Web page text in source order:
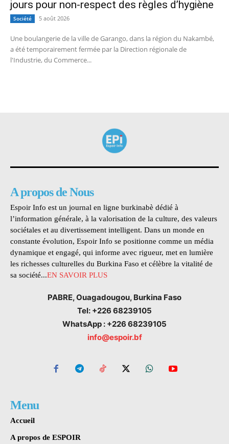
jours pour non-respect des règles d’hygiène
Société 5 août 2026
Une boulangerie de la ville de Garango, dans la région du Nakambé,
a été temporairement fermée par la Direction régionale de
l'Industrie, du Commerce...
A propos de Nous
Espoir Info est un journal en ligne burkinabè dédié à
l’information générale, à la valorisation de la culture, des valeurs
sociétales et au divertissement intelligent. Dans un monde en
constante évolution, Espoir Info se positionne comme un média
dynamique et engagé, qui informe avec rigueur, met en lumière
les richesses culturelles du Burkina Faso et célèbre la vitalité de
sa société...EN SAVOIR PLUS
PABRE, Ouagadougou, Burkina Faso
Tel: +226 68239105
WhatsApp : +226 68239105
info@espoir.bf
Menu
Accueil
A propos de ESPOIR